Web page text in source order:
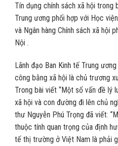
Tín dụng chính sách xã hội trong
Trung ương phối hợp với Học
và Ngân hàng Chính sách xã hội
Nội .
Lãnh đạo Ban Kinh tế Trung
công bằng xã hội là chủ trương
Trong bài viết “Một số vấn đề lý
xã hội và con đường đi lên chủ
thư Nguyễn Phú Trọng đã viết:
thuộc tính quan trọng của định
tế thị trường ở Việt Nam là phải